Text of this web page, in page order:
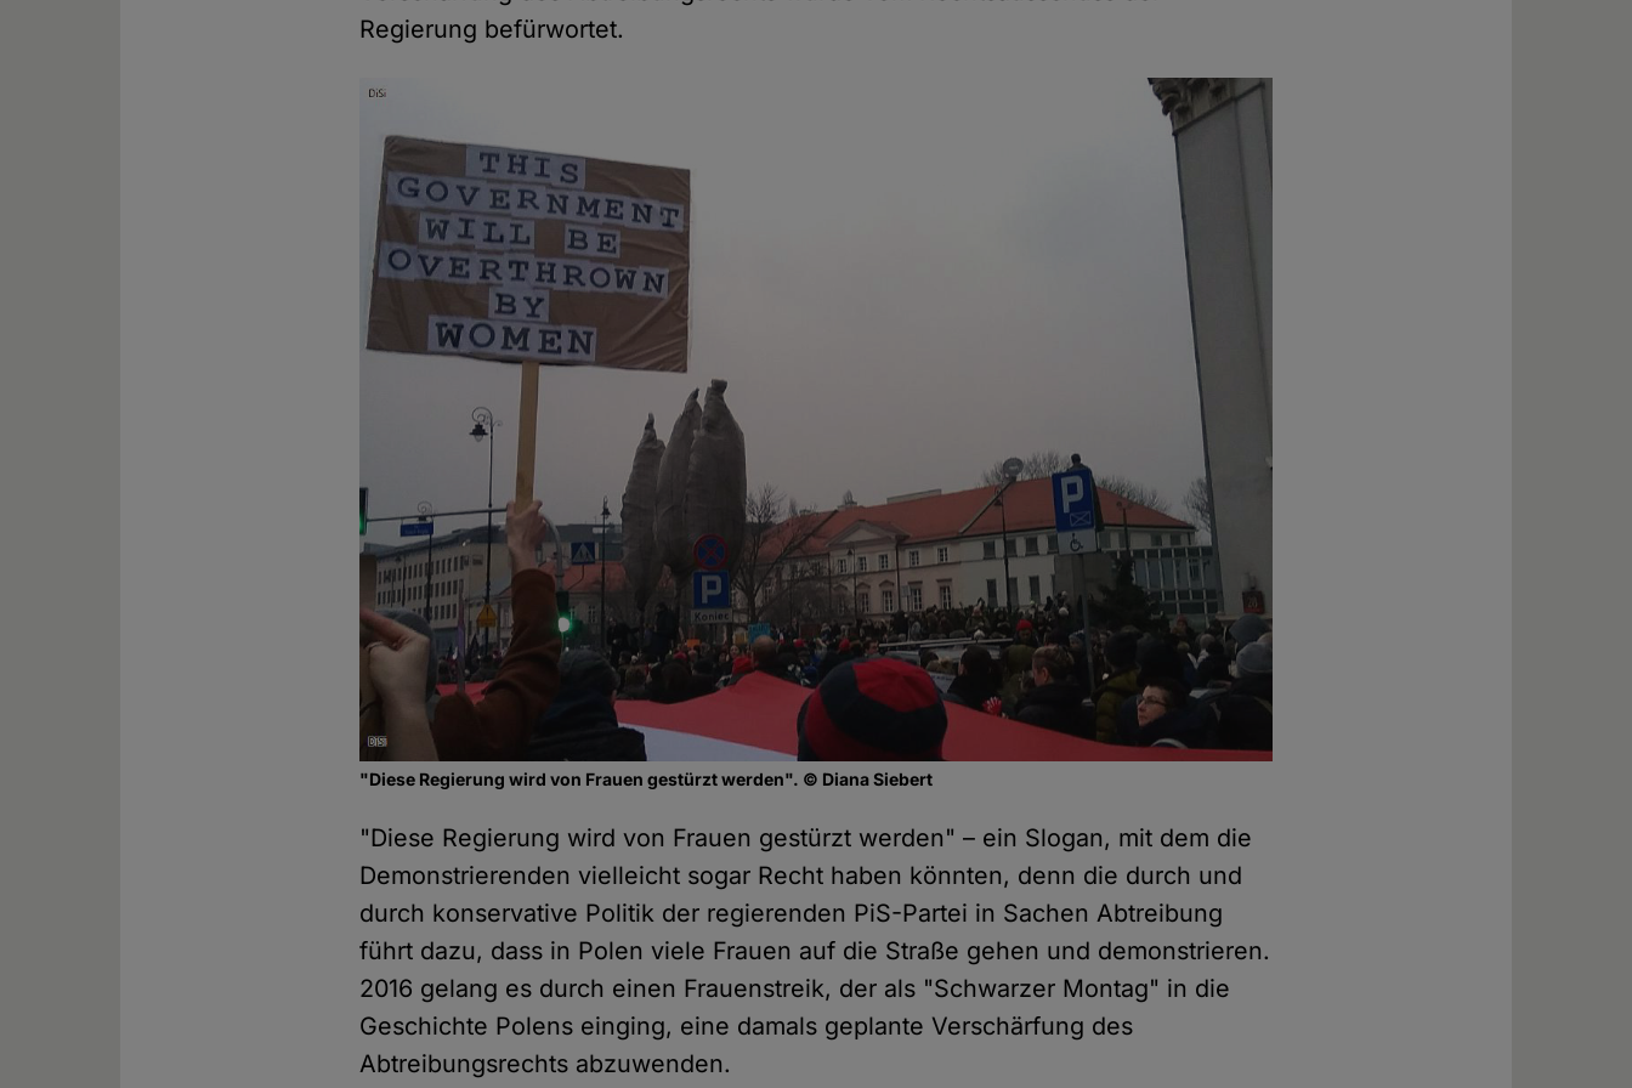
Regierung befürwortet.
"Diese Regierung wird von Frauen gestürzt werden". © Diana Siebert
"Diese Regierung wird von Frauen gestürzt werden" – ein Slogan, mit dem die
Demonstrierenden vielleicht sogar Recht haben könnten, denn die durch und
durch konservative Politik der regierenden PiS-Partei in Sachen Abtreibung
führt dazu, dass in Polen viele Frauen auf die Straße gehen und demonstrieren.
2016 gelang es durch einen Frauenstreik, der als "Schwarzer Montag" in die
Geschichte Polens einging, eine damals geplante Verschärfung des
Abtreibungsrechts abzuwenden.